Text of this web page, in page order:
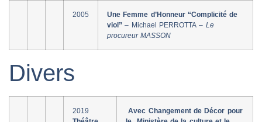
2005
Une Femme d’Honneur “Complicité de
viol” – Michael PERROTTA – Le
procureur MASSON
Divers
2019
Avec Changement de Décor pour